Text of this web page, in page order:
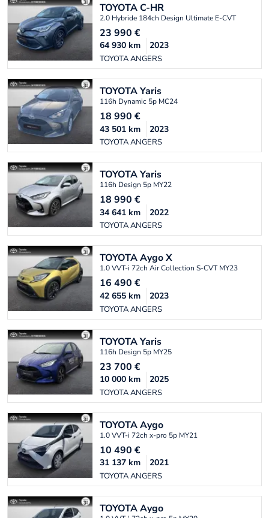
TOYOTAC-HR
2.0 Hybride 184ch Design Ultimate E-CVT
23 990 €
TOYOTA ANGERS
64 930 km 2023
TOYOTAYaris
116h Dynamic 5p MC24
18 990 €
TOYOTA ANGERS
43 501 km 2023
TOYOTAYaris
116h Design 5p MY22
18 990 €
TOYOTA ANGERS
34 641 km 2022
TOYOTAAygo X
1.0 VVT-i 72ch Air Collection S-CVT MY23
16 490 €
TOYOTA ANGERS
42 655 km 2023
TOYOTAYaris
116h Design 5p MY25
23 700 €
TOYOTA ANGERS
10 000 km 2025
TOYOTAAygo
1.0 VVT-i 72ch x-pro 5p MY21
10 490 €
TOYOTA ANGERS
31 137 km 2021
TOYOTAAygo